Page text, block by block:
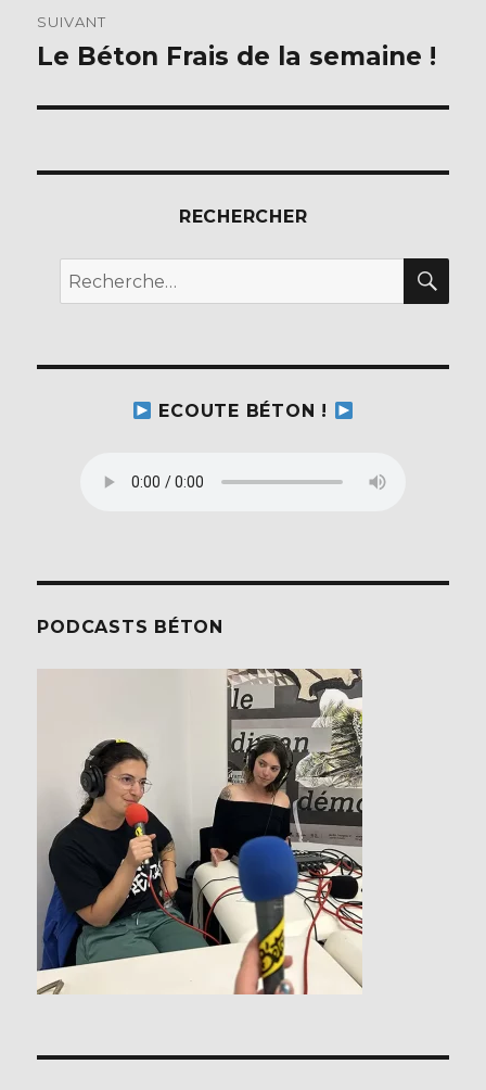
SUIVANT
Publication
Le Béton Frais de la semaine !
RECHERCHER
Recherche
pour :
ECOUTE BÉTON !
PODCASTS BÉTON